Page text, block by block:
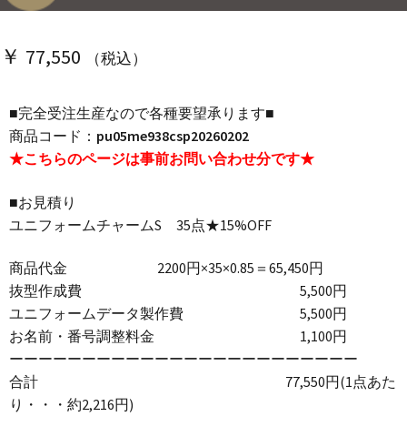
￥ 77,550 （税込）
■完全受注生産なので各種要望承ります■
商品コード： pu05me938csp20260202
★こちらのページは事前お問い合わせ分です★
■お見積り
ユニフォームチャームS 35点★15%OFF
商品代金 2200円×35×0.85＝65,450円
抜型作成費 5,500円
ユニフォームデータ製作費 5,500円
お名前・番号調整料金 1,100円
ーーーーーーーーーーーーーーーーーーーーーーーー
合計 77,550円(1点あた
り・・・約2,216円)